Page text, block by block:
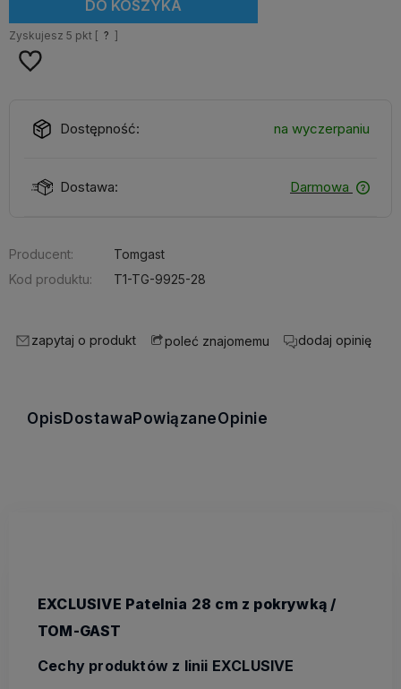
DO KOSZYKA
Zyskujesz 5 pkt [ ? ]
Dostępność: na wyczerpaniu
Dostawa: Darmowa
Producent:
Tomgast
Kod produktu:
T1-TG-9925-28
zapytaj o produkt poleć znajomemu dodaj opinię
Opis Dostawa PowiązaneOpinie
EXCLUSIVE Patelnia 28 cm z pokrywką /
TOM-GAST
Cechy produktów z linii EXCLUSIVE